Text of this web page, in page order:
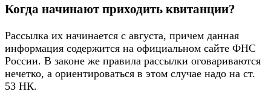
Когда начинают приходить квитанции?
Рассылка их начинается с августа, причем данная
информация содержится на официальном сайте ФНС
России. В законе же правила рассылки оговариваются
нечетко, а ориентироваться в этом случае надо на ст.
53 НК.